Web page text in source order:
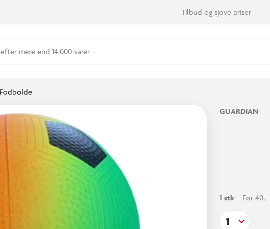
Tilbud og sjove priser
mere end 14.000 varer
Fodbolde
GUARDIAN
1 stk Før 40,-
1